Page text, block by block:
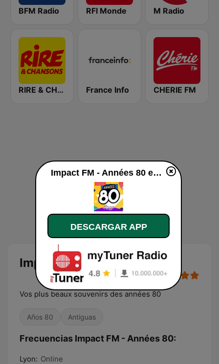
BFM Radio RFI Monde M Radio
RIRE & CHANSONS France Info CHERIE FM
Impact FM - Années 80
Vos plus beaux souvenirs des années 80
Años 80 Antiguas
Frecuencias Impact FM - Années 80:
Lyon: Online
Impact FM - Années 80 en vivo
DESCARGAR APP